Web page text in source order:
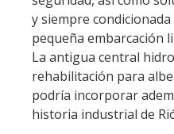
y siempre
pequeña embarcación
La antigua central
rehabilitación para
podría incorporar
historia industrial de